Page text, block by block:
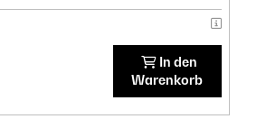
In den
Warenkorb